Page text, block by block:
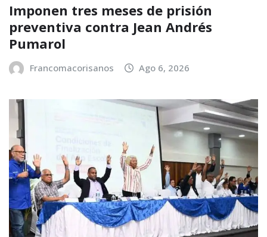
Imponen tres meses de prisión
preventiva contra Jean Andrés
Pumarol
Francomacorisanos Ago 6, 2026